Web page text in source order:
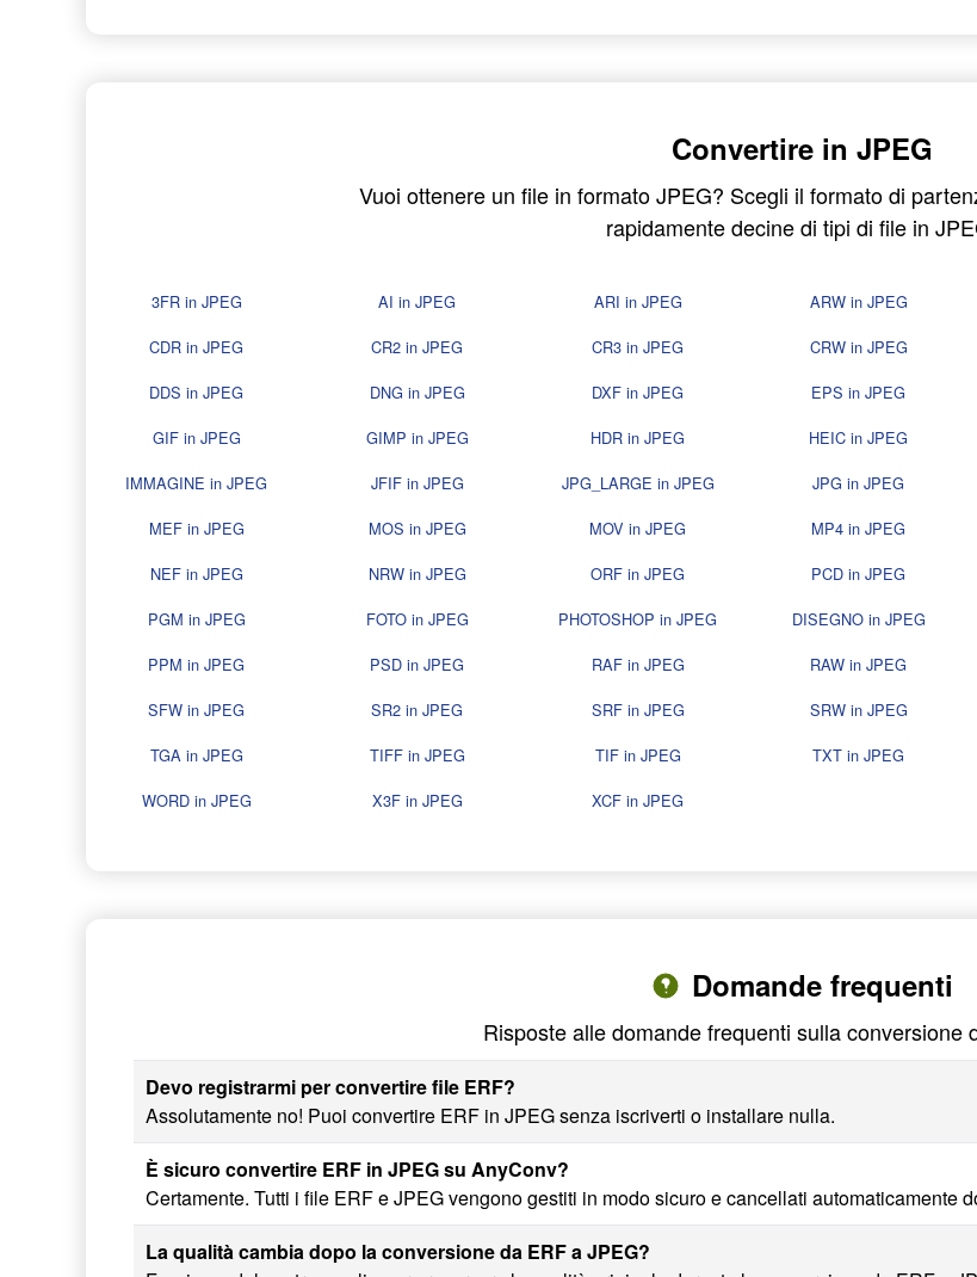
Convertire in JPEG
Vuoi ottenere un file in formato JPEG? Scegli il formato di
rapidamente decine di tipi di file in
3FR in JPEG AI in JPEG ARI in JPEG ARW in JPEG
CDR in JPEG
CR2 in JPEG CR3 in JPEG CRW in JPEG
DDS in JPEG
DNG in JPEG DXF in JPEG EPS in JPEG
GIF in JPEG
GIMP in JPEG HDR in JPEG HEIC in JPEG
IMMAGINE in JPEG
JFIF in JPEG JPG_LARGE in JPEG JPG in JPEG
MEF in JPEG
MOS in JPEG MOV in JPEG MP4 in JPEG
NEF in JPEG
NRW in JPEG ORF in JPEG PCD in JPEG
PGM in JPEG
FOTO in JPEG PHOTOSHOP in JPEG DISEGNO in JPEG
PPM in JPEG
PSD in JPEG RAF in JPEG RAW in JPEG
SFW in JPEG
SR2 in JPEG SRF in JPEG SRW in JPEG
TGA in JPEG
TIFF in JPEG TIF in JPEG TXT in JPEG
WORD in JPEG
X3F in JPEG XCF in JPEG
Domande frequenti
Risposte alle domande frequenti sulla conversione
Devo registrarmi per convertire file ERF?
Assolutamente no! Puoi convertire ERF in JPEG senza iscriverti o installare nulla.
È sicuro convertire ERF in JPEG su AnyConv?
Certamente. Tutti i file ERF e JPEG vengono gestiti in modo sicuro e cancellati automaticamente
La qualità cambia dopo la conversione da ERF a JPEG?